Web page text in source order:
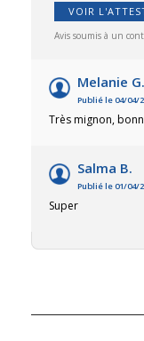
VOIR
Avis soumis à un
Melanie G.
Publié le 04/04/
Très mignon,
Salma B.
Publié le 01/04/
Super